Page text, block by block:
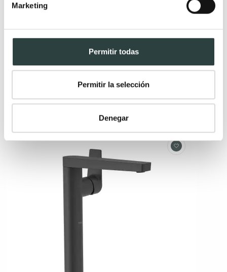
Marketing
Permitir todas
Permitir la selección
Denegar
Grifo de lavabo Tres Study Exclusive
Blanco mate, monomando, caño alto
172,55€278,30€ −38%